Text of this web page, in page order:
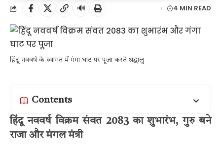
🔊 4 MIN READ
हिंदू नववर्ष के स्वागत में गंगा घाट पर पूजा करते श्रद्धालु
Contents
हिंदू नववर्ष विक्रम संवत 2083 का शुभारंभ, गुरु बने
राजा और मंगल मंत्री